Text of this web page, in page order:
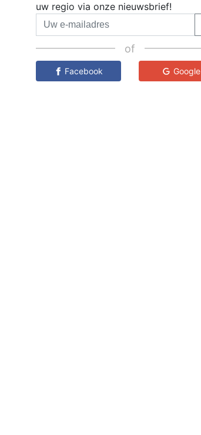
uw regio via onze nieuwsbrief!
of
Facebook Google